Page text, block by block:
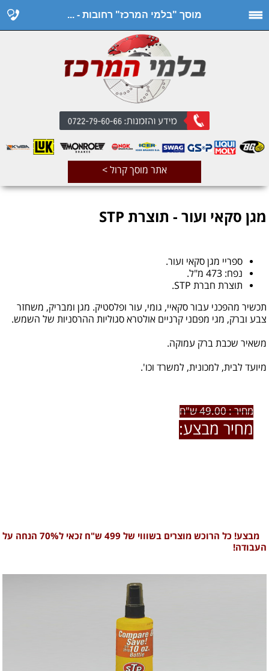
מוסך "בלמי המרכז" רחובות - ...
אתר מוסך קרול >
מגן סקאי ועור - תוצרת STP
ספריי מגן סקאי ועור.
נפח: 473 מ"ל.
תוצרת חברת STP.
תכשיר מהפכני עבור סקאיי, גומי, עור ופלסטיק. מגן ומבריק, משחזר
צבע וברק, מגי מפםני קרניים אולטרא סגוליות ההרסניות של השמש.
משאיר שכבת ברק עמוקה.
מיועד לבית, למכונית, למשרד וכו'.
מחיר : 49.00 ש"ח
מחיר מבצע:
מבצע! כל הרוכש מוצרים בשוווי של 499 ש"ח זכאי ל70% הנחה על
העבודה!